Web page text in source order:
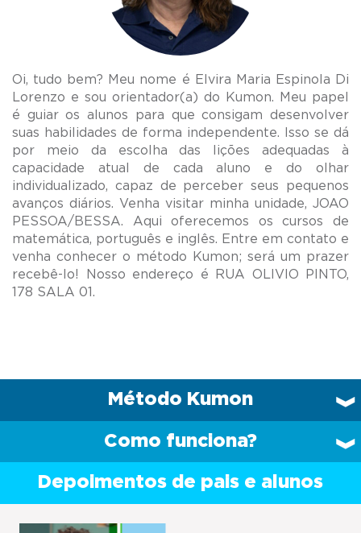
Oi, tudo bem? Meu nome é Elvira Maria Espinola Di
Lorenzo e sou orientador(a) do Kumon. Meu papel
é guiar os alunos para que consigam desenvolver
suas habilidades de forma independente. Isso se dá
por meio da escolha das lições adequadas à
capacidade atual de cada aluno e do olhar
individualizado, capaz de perceber seus pequenos
avanços diários. Venha visitar minha unidade, JOAO
PESSOA/BESSA. Aqui oferecemos os cursos de
matemática, português e inglês. Entre em contato e
venha conhecer o método Kumon; será um prazer
recebê-lo! Nosso endereço é RUA OLIVIO PINTO,
Método Kumon
Como funciona?
Depoimentos de pais e alunos